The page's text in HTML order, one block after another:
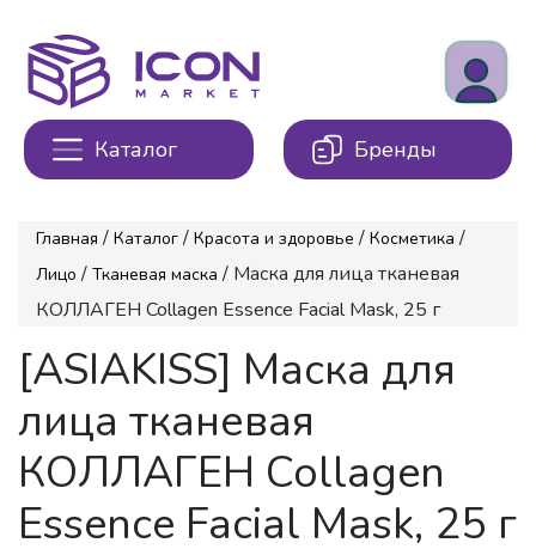
Каталог Бренды
Главная / Каталог / Красота и здоровье / Косметика /
Лицо / Тканевая маска / Маска для лица тканевая
КОЛЛАГЕН Collagen Essence Facial Mask, 25 г
[ASIAKISS] Маска для
лица тканевая
КОЛЛАГЕН Collagen
Essence Facial Mask, 25 г